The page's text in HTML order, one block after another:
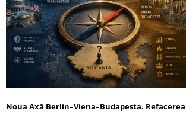
Noua Axă Berlin–Viena–Budapesta.